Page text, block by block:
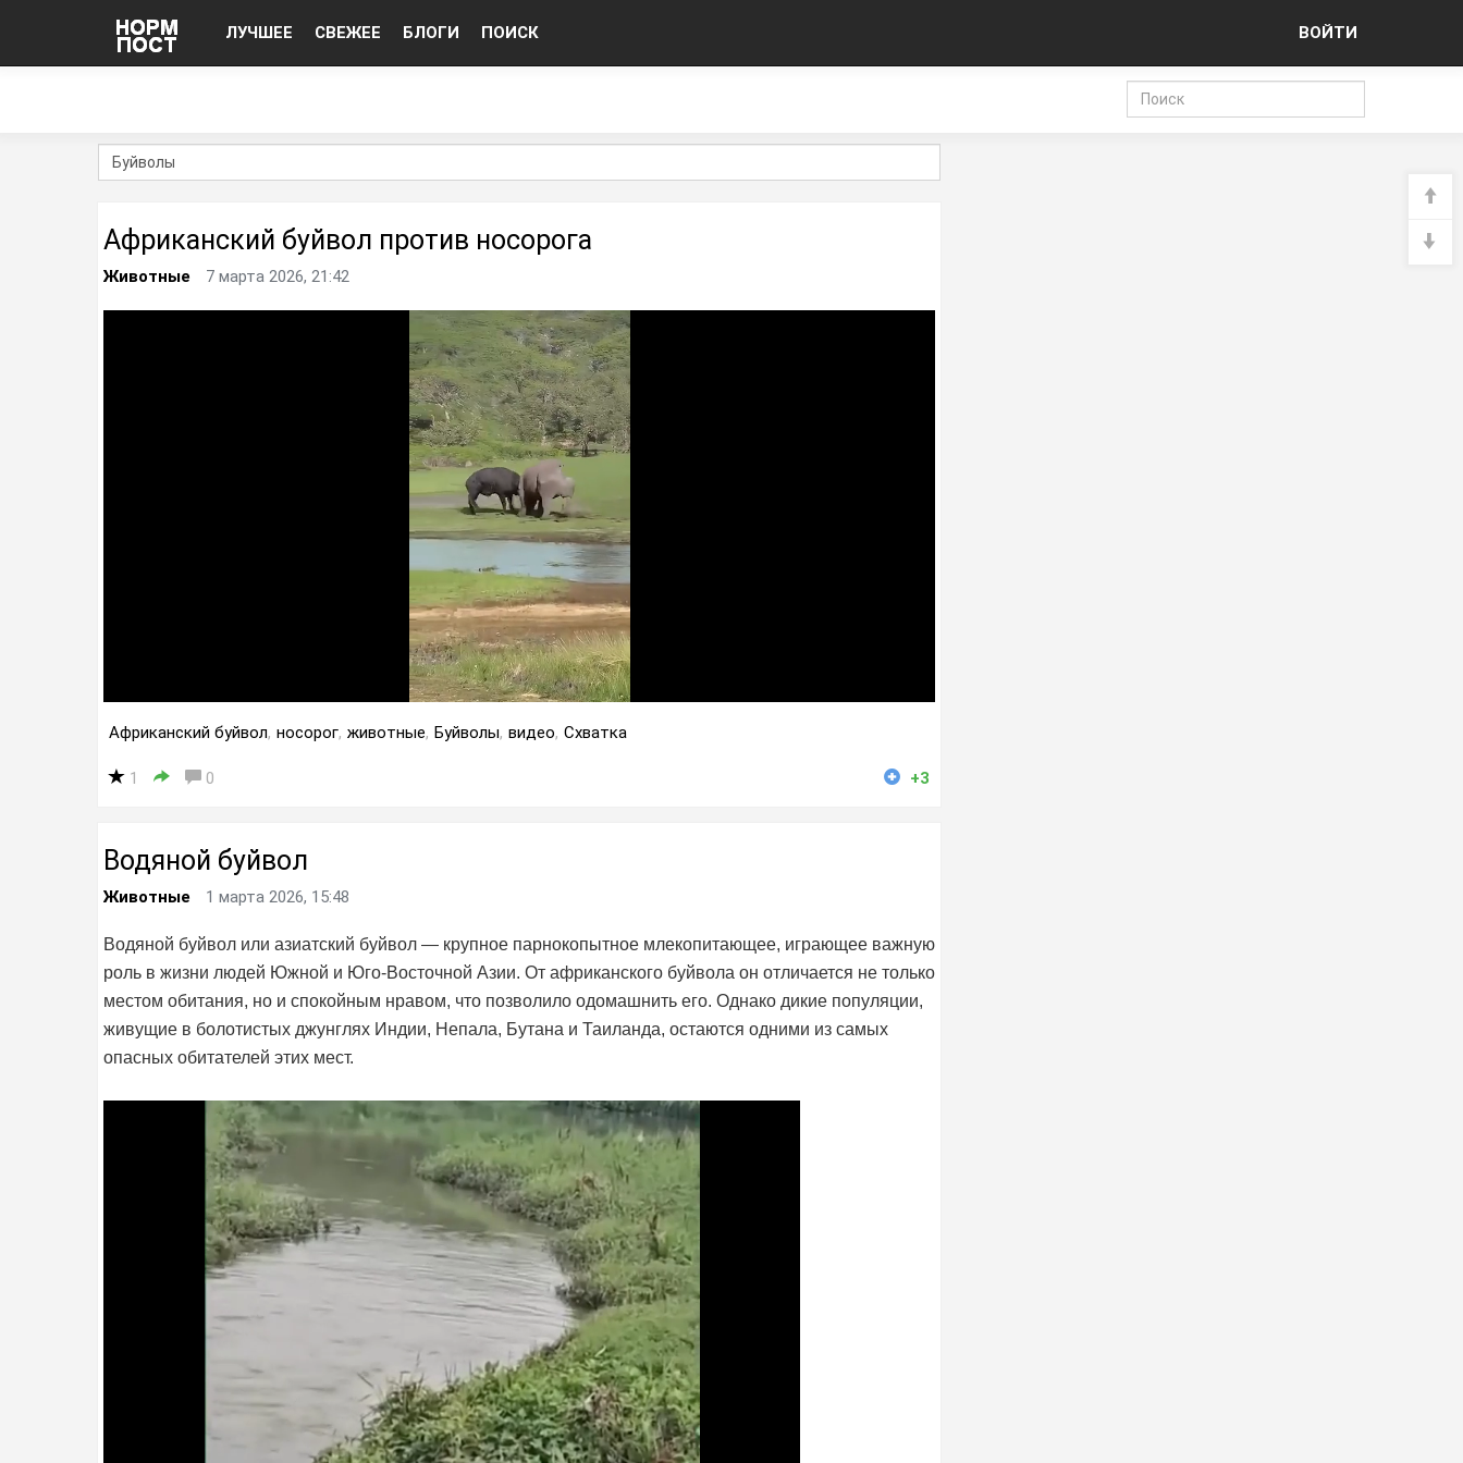
ЛУЧШЕЕ СВЕЖЕЕ БЛОГИ ПОИСК ВОЙТИ
Африканский буйвол против носорога
Животные 7 марта 2026, 21:42
Африканский буйвол, носорог, животные, Буйволы, видео, Схватка
1 0 +3
Водяной буйвол
Животные 1 марта 2026, 15:48
Водяной буйвол или азиатский буйвол — крупное парнокопытное млекопитающее, играющее важную
роль в жизни людей Южной и Юго-Восточной Азии. От африканского буйвола он отличается не только
местом обитания, но и спокойным нравом, что позволило одомашнить его. Однако дикие популяции,
живущие в болотистых джунглях Индии, Непала, Бутана и Таиланда, остаются одними из самых
опасных обитателей этих мест.